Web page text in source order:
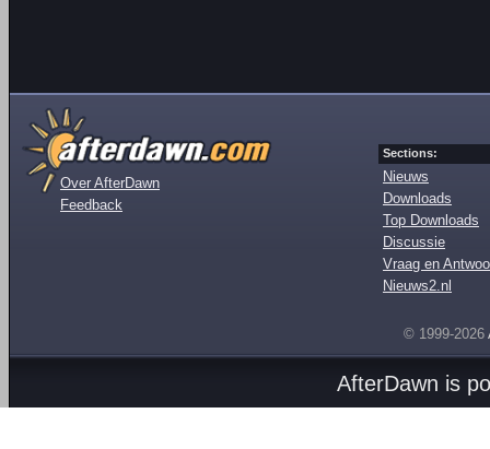
Over AfterDawn
Feedback
Sections:
Nieuws
Downloads
Top Downloads
Discussie
Vraag en
Nieuws2.nl
© 1999-2026
AfterDawn is